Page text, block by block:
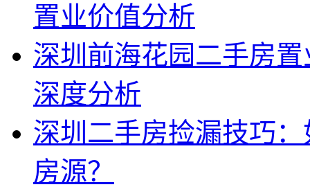
置业价值分析
深圳前海花园二手房
深度分析
深圳二手房捡漏技巧
房源？